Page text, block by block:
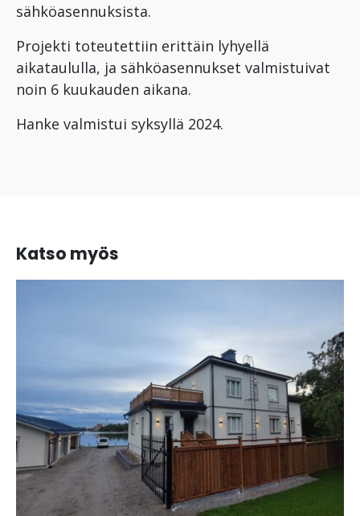
sähköasennuksista.
Projekti toteutettiin erittäin lyhyellä
aikataululla, ja sähköasennukset valmistuivat
noin 6 kuukauden aikana.
Hanke valmistui syksyllä 2024.
Katso myös